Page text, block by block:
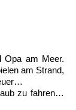
Opa am Meer.
am Strand,
zu fahren…